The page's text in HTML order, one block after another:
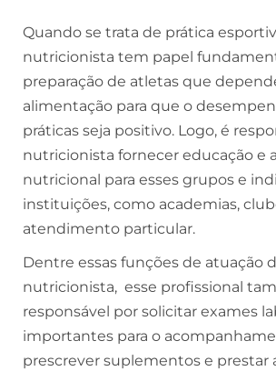
Quando se trata de prática
nutricionista tem papel
preparação de atletas que
alimentação para que o
práticas seja positivo. Logo, é
nutricionista fornecer educação e
nutricional para esses grupos e
instituições, como academias,
atendimento particular.
Dentre essas funções de atuação
nutricionista, esse profissional
responsável por solicitar exames
importantes para o
prescrever suplementos e prestar